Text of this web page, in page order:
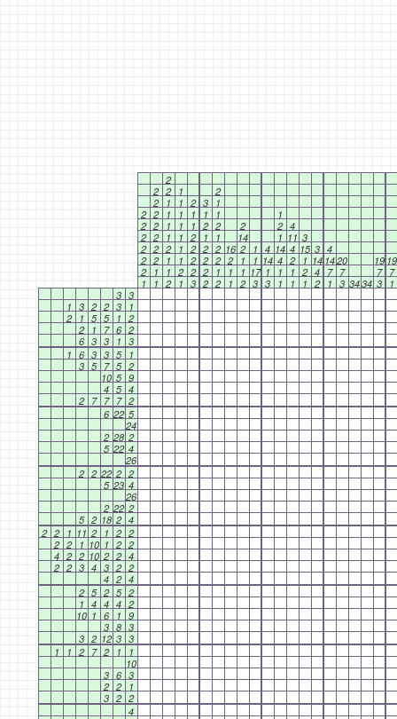
2
2 2 1
2
2
1 1 2 3
1
2 2 1 1 1 1 1
1
2 2 1 1 1 2 2 2 2 4
2 2 1 1 2 1 1 14 1 11 3
2 2 2 1 2 2 2 16 2 1 4 14 4 15 3 4
2 2 1 1 2 2 2 2 1 1 14 4 2 1 14 1420 19 19
2
1 1 2 2 2 1 1 1 17 1 1 1 2 4 7 7 7 7
1
1 2 1 3 2 2 1 2 3 3 1 1 1 2 1 3 3434 3
1
3 3
1 3 2 2 3
1
2
1 5 5 1 2
2
1 7 6 2
6 3 3 1 3
1 6 3 3 5
1
3 5 7 5 2
10 5 9
4 5 4
2 7 7 7 2
6 22 5
24
2 28 2
5 22 4
26
2 2 22 2 2
5 23 4
26
2 22 2
5 2 18 2 4
2 2 1 11 2 1 2 2
2 2 1 10 1 2 2
4 2 2 10 2 2 4
2 2 3 4 3 2 2
4 2 4
2 5 2 5 2
1 4 4 4 2
10 1 6 1 9
3 8 3
3 2 12 3 3
1
1 2 7 2 1
1
10
3 6 3
2 2
1
3 2 2
4